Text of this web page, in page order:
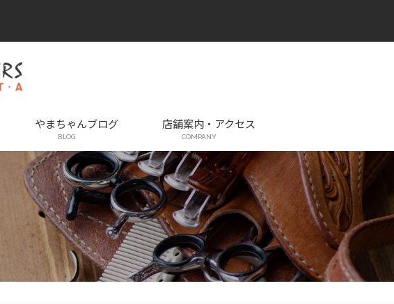
やまちゃんブログ
BLOG
店舗案内・アクセス
COMPANY